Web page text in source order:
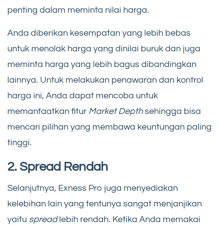
penting dalam meminta nilai harga.
Anda diberikan kesempatan yang lebih bebas
untuk menolak harga yang dinilai buruk dan juga
meminta harga yang lebih bagus dibandingkan
lainnya. Untuk melakukan penawaran dan kontrol
harga ini, Anda dapat mencoba untuk
memanfaatkan fitur Market Depthsehingga bisa
mencari pilihan yang membawa keuntungan paling
tinggi.
2. Spread Rendah
Selanjutnya, Exness Pro juga menyediakan
kelebihan lain yang tentunya sangat menjanjikan
yaitu spread lebih rendah. Ketika Anda memakai